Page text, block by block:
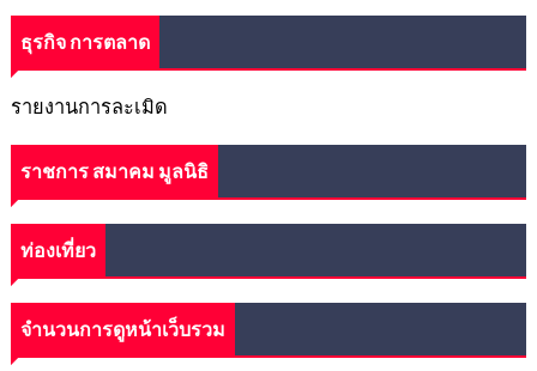
ธุรกิจ การตลาด
รายงานการละเมิด
ราชการ สมาคม มูลนิธิ
ท่องเที่ยว
จำนวนการดูหน้าเว็บรวม